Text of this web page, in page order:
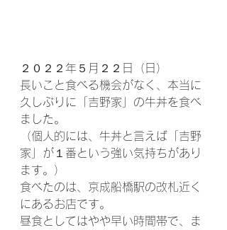
２０２２年５月２２日（日）
長いこと食べる機会がなく、本当に
久しぶりに「吉野家」の牛丼を食べ
ました。
（個人的には、牛丼と言えば「吉野
家」が１番という強い気持ちがあり
ます。）
食べたのは、京成船橋駅の改札近く
にあるお店です。
昼食としてはやや早い時間帯で、ま